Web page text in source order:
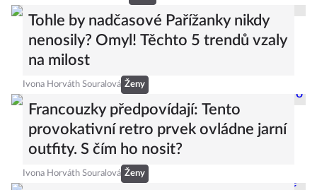
Tohle by nadčasové Pařížanky nikdy
nenosily? Omyl! Těchto 5 trendů vzaly
na milost
Ivona Horváth Souralová Ženy
Francouzky předpovídají: Tento
provokativní retro prvek ovládne jarní
outfity. S čím ho nosit?
Ivona Horváth Souralová Ženy